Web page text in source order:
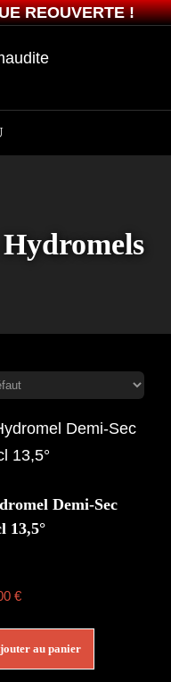
REOUVERTE !
Demi-Sec
13,5°
€
au panier